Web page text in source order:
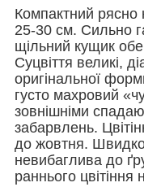
Компактний рясно
25-30 см. Сильно
щільний кущик
Суцвіття великі,
оригінальної
густо махровий
зовнішніми
забарвлень.
до жовтня.
невибаглива до
раннього цвітіння